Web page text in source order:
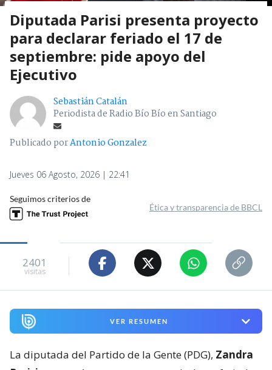
Diputada Parisi presenta proyecto
para declarar feriado el 17 de
septiembre: pide apoyo del
Ejecutivo
Sebastián Catalán
Periodista de Radio Bío Bío en Santiago
Publicado porAntonio Gonzalez
Jueves 06 Agosto, 2026 | 22:41
Seguimos criterios de
Ética y transparencia de BBCL
2401
visitas
VER RESUMEN
La diputada del Partido de la Gente (PDG), Zandra